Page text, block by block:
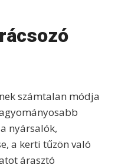
számtalan módja
nyársalók,
a kerti tűzön való
árasztó